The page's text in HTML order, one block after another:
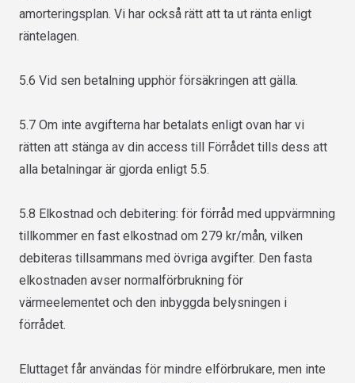
amorteringsplan. Vi har också rätt att ta ut ränta enligt
räntelagen.
5.6 Vid sen betalning upphör försäkringen att gälla.
5.7 Om inte avgifterna har betalats enligt ovan har vi
rätten att stänga av din access till Förrådet tills dess att
alla betalningar är gjorda enligt 5.5.
5.8 Elkostnad och debitering: för förråd med uppvärmning
tillkommer en fast elkostnad om 279 kr/mån, vilken
debiteras tillsammans med övriga avgifter. Den fasta
elkostnaden avser normalförbrukning för
värmeelementet och den inbyggda belysningen i
förrådet.
Eluttaget får användas för mindre elförbrukare, men inte